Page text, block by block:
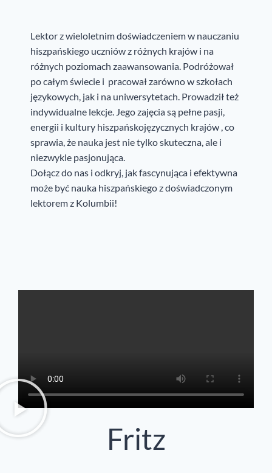
Lektor z wieloletnim doświadczeniem w nauczaniu
hiszpańskiego uczniów z różnych krajów i na
różnych poziomach zaawansowania. Podróżował
po całym świecie i pracował zarówno w szkołach
językowych, jak i na uniwersytetach. Prowadził też
indywidualne lekcje. Jego zajęcia są pełne pasji,
energii i kultury hiszpańskojęzycznych krajów , co
sprawia, że nauka jest nie tylko skuteczna, ale i
niezwykle pasjonująca.
Dołącz do nas i odkryj, jak fascynująca i efektywna
może być nauka hiszpańskiego z doświadczonym
lektorem z Kolumbii!
Fritz